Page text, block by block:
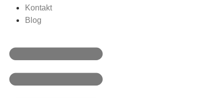
Kontakt
Blog